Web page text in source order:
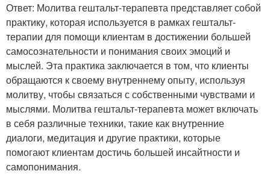
Ответ: Молитва гештальт-терапевта представляет собой
практику, которая используется в рамках гештальт-
терапии для помощи клиентам в достижении большей
самосознательности и понимания своих эмоций и
мыслей. Эта практика заключается в том, что клиенты
обращаются к своему внутреннему опыту, используя
молитву, чтобы связаться с собственными чувствами и
мыслями. Молитва гештальт-терапевта может включать
в себя различные техники, такие как внутренние
диалоги, медитация и другие практики, которые
помогают клиентам достичь большей инсайтности и
самопонимания.